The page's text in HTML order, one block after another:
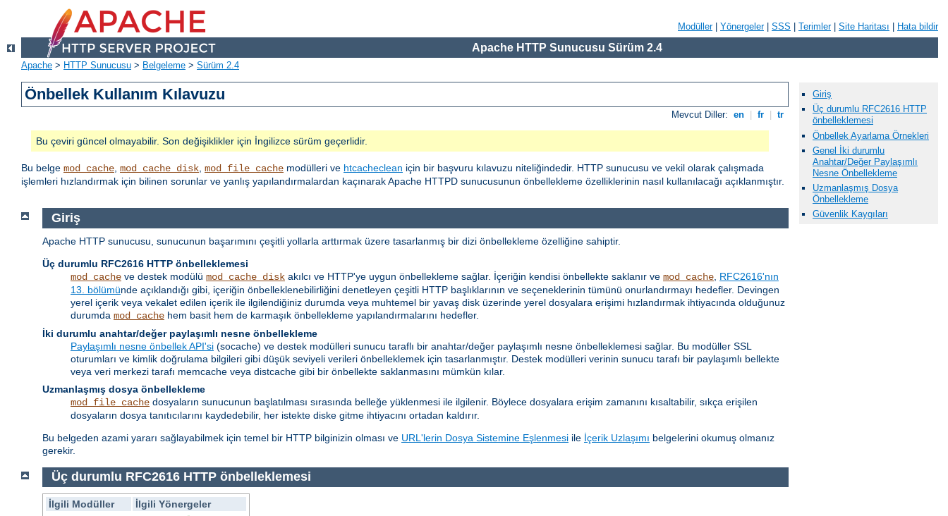
Modüller| Yönergeler| SSS Terimler| Site Haritası Hata bildir
Apache HTTP Sunucusu Sürüm 2.4
Apache > HTTP Sunucusu > Belgeleme > Sürüm 2.4
Önbellek Kullanım Kılavuzu
Mevcut Diller: en fr tr
Bu çeviri güncel olmayabilir. Son değişiklikler için İngilizce sürüm geçerlidir.
Bu belge mod_cache, mod_cache_disk, mod_file_cache modülleri ve htcacheclean için bir başvuru kılavuzu niteliğindedir. HTTP sunucusu ve vekil olarak çalışmada
işlemleri hızlandırmak için bilinen sorunlar ve yanlış yapılandırmalardan kaçınarak Apache HTTPD sunucusunun önbellekleme özelliklerinin nasıl kullanılacağı açıklanmıştır.
Giriş
Apache HTTP sunucusu, sunucunun başarımını çeşitli yollarla arttırmak üzere tasarlanmış bir dizi önbellekleme özelliğine sahiptir.
Üç durumlu RFC2616 HTTP önbelleklemesi
mod_cache ve destek modülü mod_cache_disk akılcı ve HTTP'ye uygun önbellekleme sağlar. İçeriğin kendisi önbellekte saklanır ve mod_cache RFC2616'nın
13. bölümünde açıklandığı gibi, içeriğin önbelleklenebilirliğini denetleyen çeşitli HTTP başlıklarının ve seçeneklerinin tümünü onurlandırmayı hedefler. Devingen
yerel içerik veya vekalet edilen içerik ile ilgilendiğiniz durumda veya muhtemel bir yavaş disk üzerinde yerel dosyalara erişimi hızlandırmak ihtiyacında olduğunuz
durumda mod_cache hem basit hem de karmaşık önbellekleme yapılandırmalarını hedefler.
İki durumlu anahtar/değer paylaşımlı nesne önbellekleme
Paylaşımlı nesne önbellek API'si (socache) ve destek modülleri sunucu taraflı bir anahtar/değer paylaşımlı nesne önbelleklemesi sağlar. Bu modüller SSL
oturumları ve kimlik doğrulama bilgileri gibi düşük seviyeli verileri önbelleklemek için tasarlanmıştır. Destek modülleri verinin sunucu tarafı bir paylaşımlı bellekte
veya veri merkezi tarafı memcache veya distcache gibi bir önbellekte saklanmasını mümkün kılar.
Uzmanlaşmış dosya önbellekleme
mod_file_cache dosyaların sunucunun başlatılması sırasında belleğe yüklenmesi ile ilgilenir. Böylece dosyalara erişim zamanını kısaltabilir, sıkça erişilen
dosyaların dosya tanıtıcılarını kaydedebilir, her istekte diske gitme ihtiyacını ortadan kaldırır.
Bu belgeden azami yararı sağlayabilmek için temel bir HTTP bilginizin olması ve URL'lerin Dosya Sistemine Eşlenmesi ile İçerik Uzlaşımı belgelerini okumuş olmanız
gerekir.
Üç durumlu RFC2616 HTTP önbelleklemesi
İlgili Modüller
İlgili Yönergeler
Giriş
Üç durumlu RFC2616 HTTP
önbelleklemesi
Önbellek Ayarlama Örnekleri
Genel İki durumlu
Anahtar/Değer Paylaşımlı
Nesne Önbellekleme
Uzmanlaşmış Dosya
Önbellekleme
Güvenlik Kaygıları